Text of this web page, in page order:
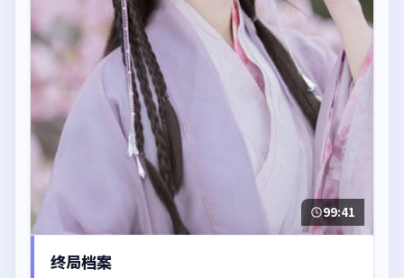
99:41
终局档案